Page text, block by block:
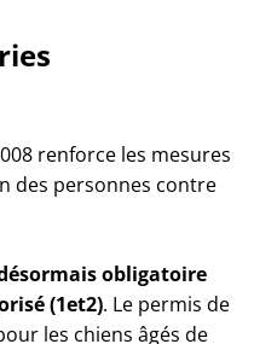
renforce les mesures
des personnes contre
obligatoire
(1et2). Le permis de
les chiens âgés de